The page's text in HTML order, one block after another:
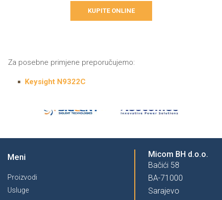
KUPITE ONLINE
Za posebne primjene preporučujemo:
Keysight N9322C
Meni
Proizvodi
Usluge
Micom BH d.o.o.
Bačići 58
BA-71000
Sarajevo